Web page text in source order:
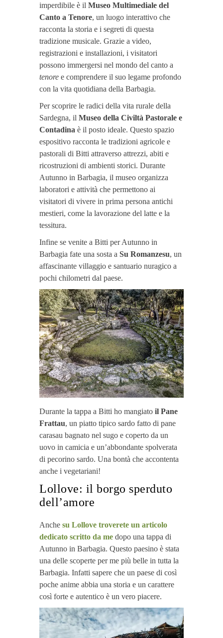
imperdibile è il Museo Multimediale del
Canto a Tenore, un luogo interattivo che
racconta la storia e i segreti di questa
tradizione musicale. Grazie a video,
registrazioni e installazioni, i visitatori
possono immergersi nel mondo del canto a
tenore e comprendere il suo legame profondo
con la vita quotidiana della Barbagia.
Per scoprire le radici della vita rurale della
Sardegna, il Museo della Civiltà Pastorale e
Contadina è il posto ideale. Questo spazio
espositivo racconta le tradizioni agricole e
pastorali di Bitti attraverso attrezzi, abiti e
ricostruzioni di ambienti storici. Durante
Autunno in Barbagia, il museo organizza
laboratori e attività che permettono ai
visitatori di vivere in prima persona antichi
mestieri, come la lavorazione del latte e la
tessitura.
Infine se venite a Bitti per Autunno in
Barbagia fate una sosta a Su Romanzesu, un
affascinante villaggio e santuario nuragico a
pochi chilometri dal paese.
Durante la tappa a Bitti ho mangiato il Pane
Frattau, un piatto tipico sardo fatto di pane
carasau bagnato nel sugo e coperto da un
uovo in camicia e un’abbondante spolverata
di pecorino sardo. Una bontà che accontenta
anche i vegetariani!
Lollove: il borgo sperduto
dell’amore
Anche su Lollove troverete un articolo
dedicato scritto da me dopo una tappa di
Autunno in Barbagia. Questo paesino è stata
una delle scoperte per me più belle in tutta la
Barbagia. Infatti sapere che un paese di così
poche anime abbia una storia e un carattere
così forte e autentico è un vero piacere.